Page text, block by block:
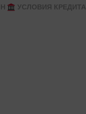
УСЛОВИЯ КРЕДИТА